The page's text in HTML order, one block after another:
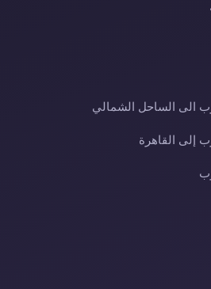
الى الساحل الشمالي
القاهرة